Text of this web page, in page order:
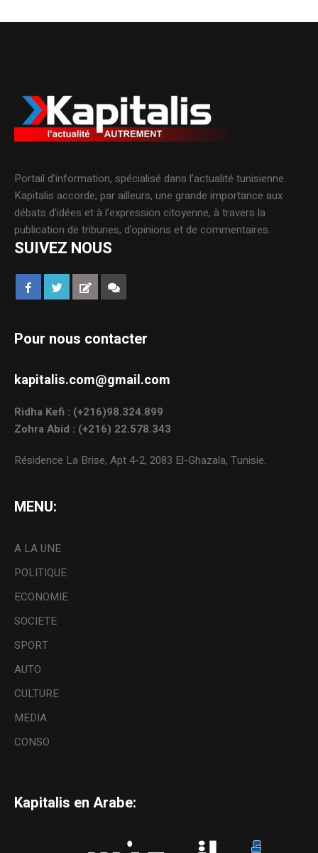
Portail d’information, spécialisé dans l’actualité tunisienne.
Kapitalis accorde, par ailleurs, une grande importance aux
débats d’idées et à l’expression citoyenne, à travers la
publication de tribunes, d’opinions et de commentaires.
SUIVEZ NOUS
Pour nous contacter
kapitalis.com@gmail.com
Ridha Kefi : (+216)98.324.899
Zohra Abid : (+216) 22.578.343
Résidence La Brise, Apt 4-2, 2083 El-Ghazala, Tunisie.
MENU:
A LA UNE
POLITIQUE
ECONOMIE
SOCIETE
SPORT
AUTO
CULTURE
MEDIA
CONSO
Kapitalis en Arabe: